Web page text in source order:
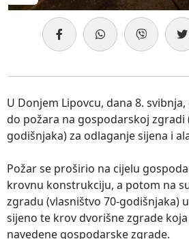
U Donjem Lipovcu, dana 8.
do požara na gospodarskoj zgradi
godišnjaka) za odlaganje sijena i
Požar se proširio na cijelu
krovnu konstrukciju, a potom na
zgradu (vlasništvo 70-godišnjaka)
sijeno te krov dvorišne zgrade
navedene gospodarske zgrade.